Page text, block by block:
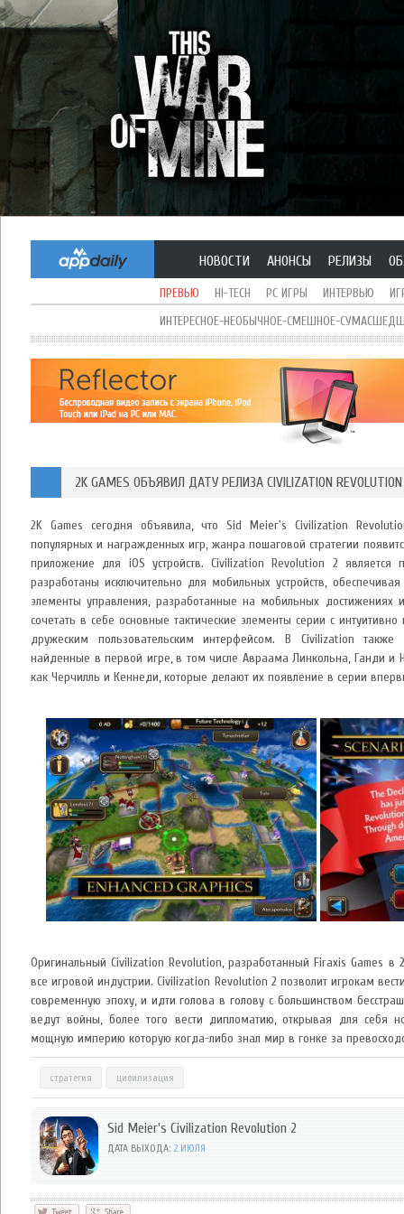
НОВОСТИ АНОНСЫ РЕЛИЗЫ
ПРЕВЬЮ HI-TECH PC ИГРЫ ИНТЕРВЬЮ
ИНТЕРЕСНОЕ-НЕОБЫЧНОЕ-СМЕШНОЕ-
2K GAMES ОБЪЯВИЛ ДАТУ РЕЛИЗА CIVILIZATION
2K Games сегодня объявила, что Sid Meier's Civilization
популярных и награжденных игр, жанра пошаговой стратегии
приложение для iOS устройств. Civilization Revolution 2 является
разработаны исключительно для мобильных устройств,
элементы управления, разработанные на мобильных достижениях
сочетать в себе основные тактические элементы серии с
дружеским пользовательским интерфейсом. В Civilization также
найденные в первой игре, в том числе Авраама Линкольна, Ганди и
как Черчилль и Кеннеди, которые делают их появление в серии
Оригинальный Civilization Revolution, разработанный Firaxis Games в
все игровой индустрии. Civilization Revolution 2 позволит игрокам
современную эпоху, и идти голова в голову с большинством
ведут войны, более того вести дипломатию, открывая для себя
мощную империю которую когда-либо знал мир в гонке за
стратегия цивилизация
Sid Meier's Civilization Revolution 2
ДАТА ВЫХОДА: 2 ИЮЛЯ